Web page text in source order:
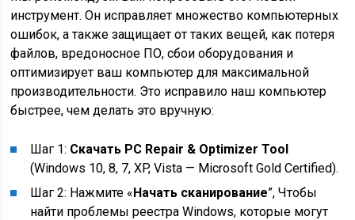
инструмент. Он исправляет множество компьютерных
ошибок, а также защищает от таких вещей, как потеря
файлов, вредоносное ПО, сбои оборудования и
оптимизирует ваш компьютер для максимальной
производительности. Это исправило наш компьютер
быстрее, чем делать это вручную:
Шаг 1: Скачать PC Repair & Optimizer Tool
(Windows 10, 8, 7, XP, Vista — Microsoft Gold Certified).
Шаг 2: Нажмите «Начать сканирование”, Чтобы
найти проблемы реестра Windows, которые могут